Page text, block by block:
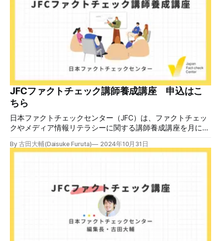
本が犯した残虐行為を謝罪するのは悪いことだと思わない」
「共産主義者に恥じて頭を下げるべき人はいない」など、拡
散した投稿を真に受けた反応も多いため検証する。 検証過
JFCファクトチェック講師養成講座 申込はこ
ちら
日本ファクトチェックセンター（JFC）は、ファクトチェッ
クやメディア情報リテラシーに関する講師養成講座を月に1
認定バッジと教室や職場などで利用可能な教材を提供しま
ファクトチェックセンター（JFC）による講師養成講座で
す。 講師養成講座（オンラインで90分）を受講いただいた
後、修了課題を提出された方には、教室や職場などで利用可
能な教材の提... powered by Peatix : More than a
By 古田大輔(Daisuke Furuta) 2024年10月31日